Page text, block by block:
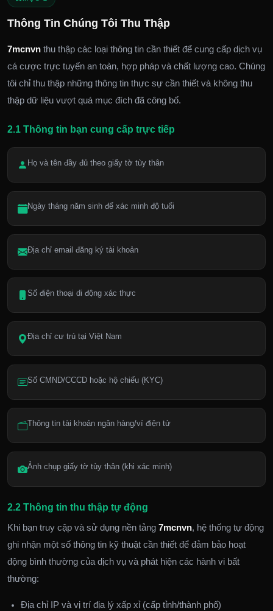
Thông Tin Chúng Tôi Thu Thập
7mcnvn thu thập các loại thông tin cần thiết để cung cấp dịch vụ
cá cược trực tuyến an toàn, hợp pháp và chất lượng cao. Chúng
tôi chỉ thu thập những thông tin thực sự cần thiết và không thu
thập dữ liệu vượt quá mục đích đã công bố.
2.1 Thông tin bạn cung cấp trực tiếp
Họ và tên đầy đủ theo giấy tờ tùy thân
Ngày tháng năm sinh để xác minh độ tuổi
Địa chỉ email đăng ký tài khoản
Số điện thoại di động xác thực
Địa chỉ cư trú tại Việt Nam
Số CMND/CCCD hoặc hộ chiếu (KYC)
Thông tin tài khoản ngân hàng/ví điện tử
Ảnh chụp giấy tờ tùy thân (khi xác minh)
2.2 Thông tin thu thập tự động
Khi bạn truy cập và sử dụng nền tảng 7mcnvn, hệ thống tự động
ghi nhận một số thông tin kỹ thuật cần thiết để đảm bảo hoạt
động bình thường của dịch vụ và phát hiện các hành vi bất
thường:
Địa chỉ IP và vị trí địa lý xấp xỉ (cấp tỉnh/thành phố)